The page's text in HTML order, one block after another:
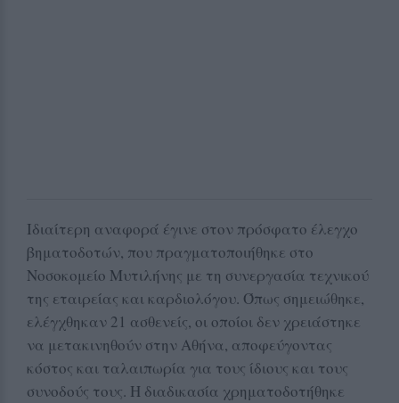
Ιδιαίτερη αναφορά έγινε στον πρόσφατο έλεγχο
βηματοδοτών, που πραγματοποιήθηκε στο
Νοσοκομείο Μυτιλήνης με τη συνεργασία τεχνικού
της εταιρείας και καρδιολόγου. Όπως σημειώθηκε,
ελέγχθηκαν 21 ασθενείς, οι οποίοι δεν χρειάστηκε
να μετακινηθούν στην Αθήνα, αποφεύγοντας
κόστος και ταλαιπωρία για τους ίδιους και τους
συνοδούς τους. Η διαδικασία χρηματοδοτήθηκε